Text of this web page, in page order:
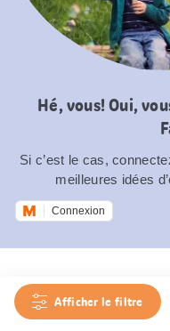
Hé, vous! Oui,
Si c’est le cas,
meilleures idées
Connexion
Afficher le filtre